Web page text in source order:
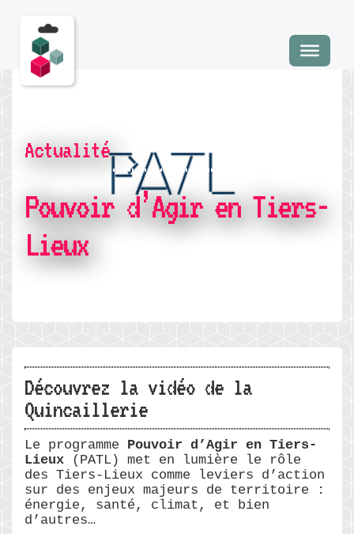
Actualité
Pouvoir d’Agir en Tiers-
Lieux
Découvrez la vidéo de la
Quincaillerie
Le programme Pouvoir d’Agir en Tiers-
Lieux (PATL) met en lumière le rôle
des Tiers-Lieux comme leviers d’action
sur des enjeux majeurs de territoire :
énergie, santé, climat, et bien
d’autres…